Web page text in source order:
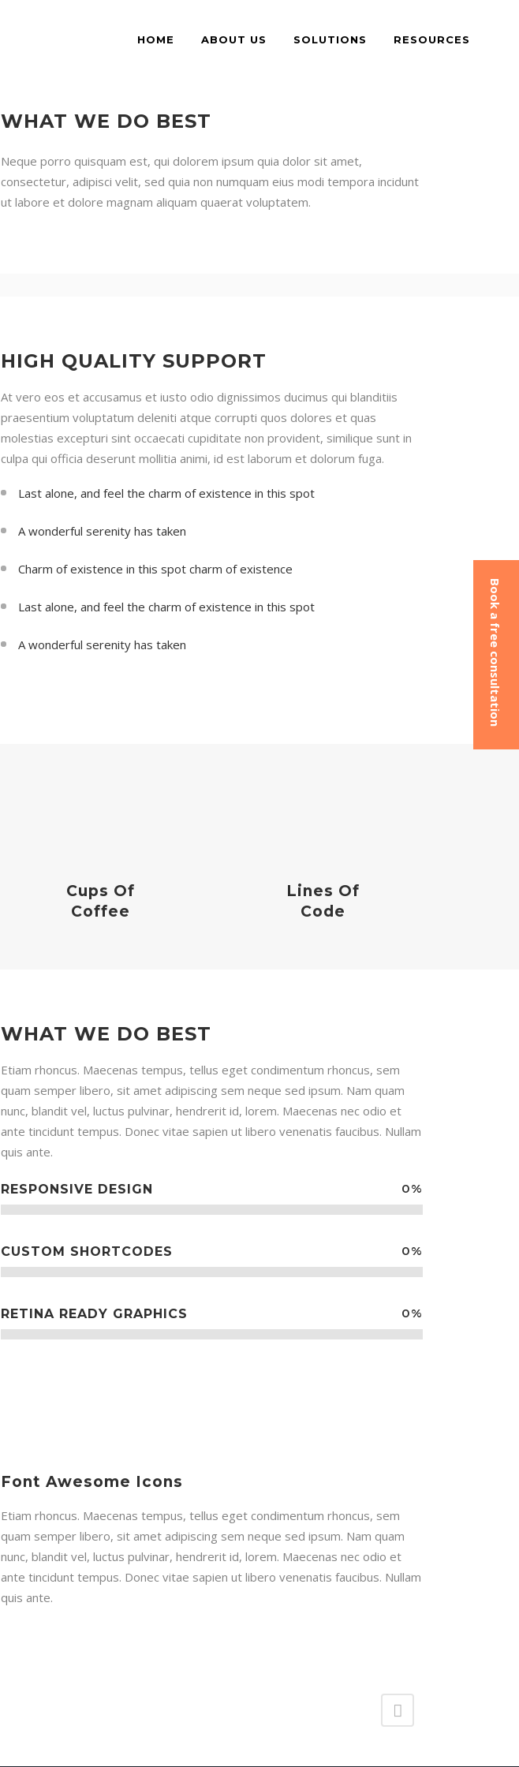
HOME ABOUT US SOLUTIONS RESOURCES
WHAT WE DO BEST
Neque porro quisquam est, qui dolorem ipsum quia dolor sit amet,
consectetur, adipisci velit, sed quia non numquam eius modi tempora incidunt
ut labore et dolore magnam aliquam quaerat voluptatem.
HIGH QUALITY SUPPORT
At vero eos et accusamus et iusto odio dignissimos ducimus qui blanditiis
praesentium voluptatum deleniti atque corrupti quos dolores et quas
molestias excepturi sint occaecati cupiditate non provident, similique sunt in
culpa qui officia deserunt mollitia animi, id est laborum et dolorum fuga.
Last alone, and feel the charm of existence in this spot
A wonderful serenity has taken
Charm of existence in this spot charm of existence
Last alone, and feel the charm of existence in this spot
A wonderful serenity has taken
Cups Of
Coffee
Lines Of
Code
WHAT WE DO BEST
Etiam rhoncus. Maecenas tempus, tellus eget condimentum rhoncus, sem
quam semper libero, sit amet adipiscing sem neque sed ipsum. Nam quam
nunc, blandit vel, luctus pulvinar, hendrerit id, lorem. Maecenas nec odio et
ante tincidunt tempus. Donec vitae sapien ut libero venenatis faucibus. Nullam
quis ante.
RESPONSIVE DESIGN 0%
CUSTOM SHORTCODES 0%
RETINA READY GRAPHICS 0%
Font Awesome Icons
Etiam rhoncus. Maecenas tempus, tellus eget condimentum rhoncus, sem
quam semper libero, sit amet adipiscing sem neque sed ipsum. Nam quam
nunc, blandit vel, luctus pulvinar, hendrerit id, lorem. Maecenas nec odio et
ante tincidunt tempus. Donec vitae sapien ut libero venenatis faucibus. Nullam
quis ante.
Book a free consultation